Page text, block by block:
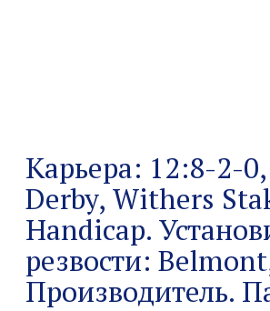
Карьера: 12:8-2-
Derby, Withers
Handicap.
резвости:
Производитель.